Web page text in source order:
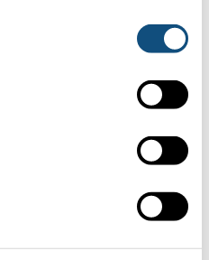
business